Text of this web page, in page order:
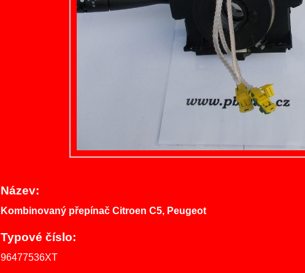
Název:
Kombinovaný přepínač Citroen C5, Peugeot
Typové číslo:
96477536XT